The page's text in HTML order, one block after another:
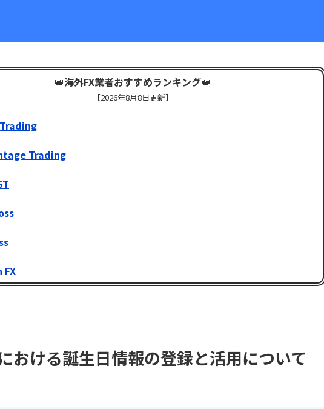
👑海外FX業者おすすめランキング👑
【2026年8月8日更新】
Trading
おける誕生日情報の登録と活用について